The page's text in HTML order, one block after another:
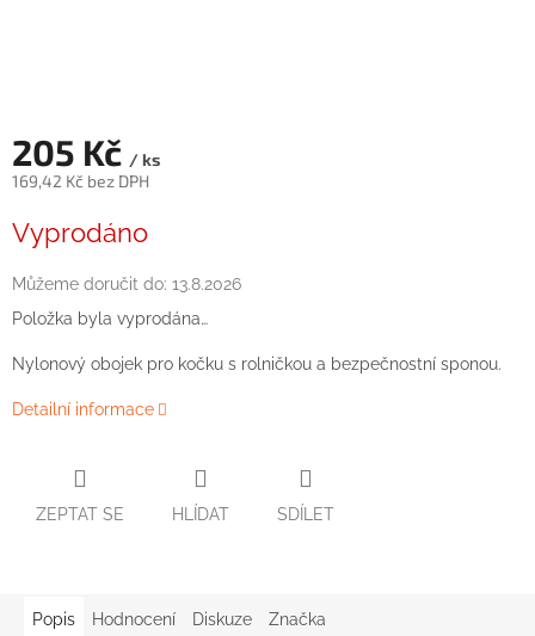
205 Kč / ks
169,42 Kč bez DPH
cena:
Vyprodáno
Můžeme doručit do: 13.8.2026
Položka byla vyprodána…
Nylonový obojek pro kočku s rolničkou a bezpečnostní sponou.
Detailní informace
ZEPTAT SE HLÍDAT SDÍLET
Popis Hodnocení Diskuze Značka